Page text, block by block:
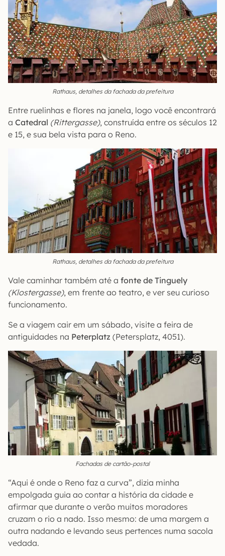
Rathaus, detalhes da fachada da prefeitura
Entre ruelinhas e flores na janela, logo você encontrará
a Catedral (Rittergasse), construída entre os séculos 12
e 15, e sua bela vista para o Reno.
Rathaus, detalhes da fachada da prefeitura
Vale caminhar também até a fonte de Tinguely
(Klostergasse), em frente ao teatro, e ver seu curioso
funcionamento.
Se a viagem cair em um sábado, visite a feira de
antiguidades na Peterplatz (Petersplatz, 4051).
Fachadas de cartão-postal
“Aqui é onde o Reno faz a curva”, dizia minha
empolgada guia ao contar a história da cidade e
afirmar que durante o verão muitos moradores
cruzam o rio a nado. Isso mesmo: de uma margem a
outra nadando e levando seus pertences numa sacola
vedada.